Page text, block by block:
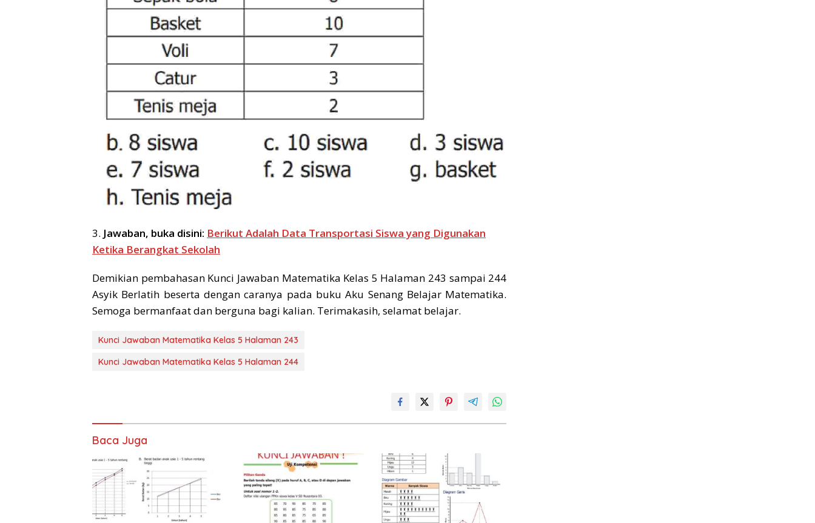
3. Jawaban, buka disini: Berikut Adalah Data Transportasi Siswa yang Digunakan
Ketika Berangkat Sekolah
Demikian pembahasan Kunci Jawaban Matematika Kelas 5 Halaman 243 sampai 244
Asyik Berlatih beserta dengan caranya pada buku Aku Senang Belajar Matematika.
Semoga bermanfaat dan berguna bagi kalian. Terimakasih, selamat belajar.
Kunci Jawaban Matematika Kelas 5 Halaman 243
Kunci Jawaban Matematika Kelas 5 Halaman 244
Baca Juga